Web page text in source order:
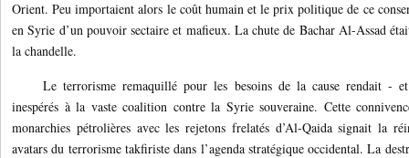
Orient. Peu importaient alors le coût humain et le prix politique de ce
en Syrie d’un pouvoir sectaire et mafieux. La chute de Bachar Al-Assad
la chandelle.
Le terrorisme remaquillé pour les besoins de la cause rendait -
inespérés à la vaste coalition contre la Syrie souveraine. Cette
monarchies pétrolières avec les rejetons frelatés d’Al-Qaida signait la
avatars du terrorisme takfiriste dans l’agenda stratégique occidental. La